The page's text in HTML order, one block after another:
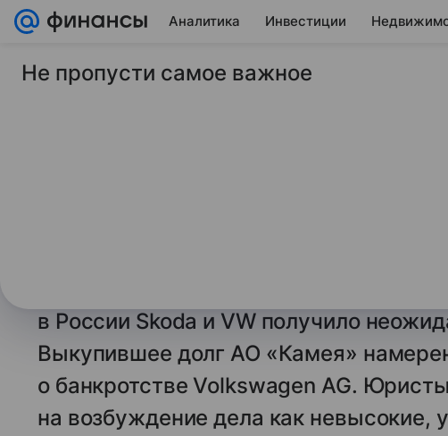
Аналитика Инвестиции
13 августа 2025 Газета Коммерсантъ
Тот еще жук.
Решение суда Нижегородской
в России Skoda и VW получило
Выкупившее долг АО «Камея»
о банкротстве Volkswagen AG.
на возбуждение дела как невысокие,
Не пропусти самое важное